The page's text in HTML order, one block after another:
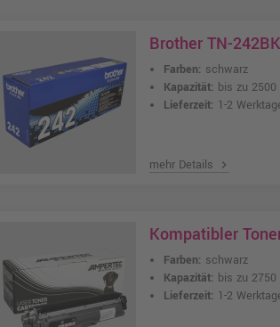
Brother TN-
Farben: schwarz
Kapazität: bis zu 2500
Lieferzeit: 1-2
mehr Details chevron_right
Kompatibler
Farben: schwarz
Kapazität: bis zu 2750
Lieferzeit: 1-2